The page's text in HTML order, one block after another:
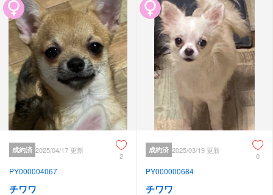
成約済 2025/04/17 更新
2
PY000004067
チワワ
成約済 2025/03/19 更新
0
PY000000684
チワワ